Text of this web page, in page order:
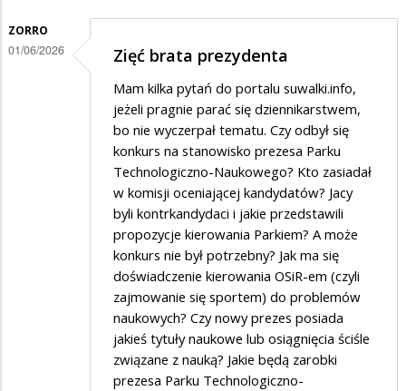
ZORRO
01/06/2026 Zięć brata prezydenta
Mam kilka pytań do portalu suwalki.info,
jeżeli pragnie parać się dziennikarstwem,
bo nie wyczerpał tematu. Czy odbył się
konkurs na stanowisko prezesa Parku
Technologiczno-Naukowego? Kto zasiadał
w komisji oceniającej kandydatów? Jacy
byli kontrkandydaci i jakie przedstawili
propozycje kierowania Parkiem? A może
konkurs nie był potrzebny? Jak ma się
doświadczenie kierowania OSiR-em (czyli
zajmowanie się sportem) do problemów
naukowych? Czy nowy prezes posiada
jakieś tytuły naukowe lub osiągnięcia ściśle
związane z nauką? Jakie będą zarobki
prezesa Parku Technologiczno-